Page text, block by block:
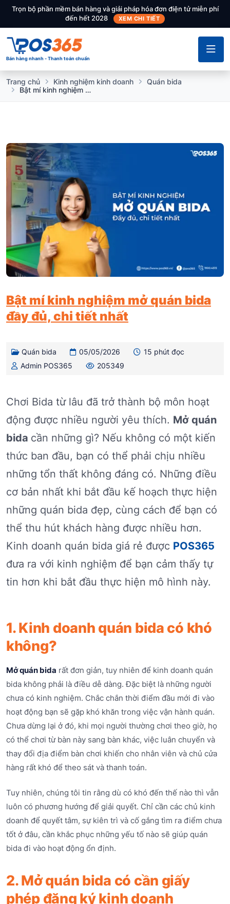
Trọn bộ phần mềm bán hàng và giải pháp hóa đơn điện tử miễn phí
đến hết 2028
XEM CHI TIẾT
Bán hàng nhanh - Thanh toán chuẩn
Trang chủ Kinh nghiệm kinh doanh
Quán bida
Bật mí kinh nghiệm mở quán bida đầy đủ, chi tiết nhất
Bật mí kinh nghiệm mở quán bida
đầy đủ, chi tiết nhất
Quán bida 05/05/2026
15 phút đọc
Admin POS365
205349
Chơi Bida từ lâu đã trở thành bộ môn hoạt
động được nhiều người yêu thích. Mở quán
bida cần những gì? Nếu không có một kiến
thức ban đầu, bạn có thể phải chịu nhiều
những tổn thất không đáng có. Những điều
cơ bản nhất khi bắt đầu kế hoạch thực hiện
những quán bida đẹp, cùng cách để bạn có
thể thu hút khách hàng được nhiều hơn.
Kinh doanh quán bida giá rẻ được POS365
đưa ra với kinh nghiệm để bạn cảm thấy tự
tin hơn khi bắt đầu thực hiện mô hình này.
1. Kinh doanh quán bida có khó
không?
Mở quán bida rất đơn giản, tuy nhiên để kinh doanh quán
bida không phải là điều dễ dàng. Đặc biệt là những người
chưa có kinh nghiệm. Chắc chắn thời điểm đầu mới đi vào
hoạt động bạn sẽ gặp khó khăn trong việc vận hành quán.
Chưa dừng lại ở đó, khi mọi người thường chơi theo giờ, họ
có thể chơi từ bàn này sang bàn khác, việc luân chuyển và
thay đổi địa điểm bàn chơi khiến cho nhân viên và chủ cửa
hàng rất khó để theo sát và thanh toán.
Tuy nhiên, chúng tôi tin rằng dù có khó đến thế nào thì vẫn
luôn có phương hướng để giải quyết. Chỉ cần các chủ kinh
doanh để quyết tâm, sự kiên trì và cố gắng tìm ra điểm chưa
tốt ở đâu, cần khắc phục những yếu tố nào sẽ giúp quán
bida đi vào hoạt động ổn định.
2. Mở quán bida có cần giấy
phép đăng ký kinh doanh